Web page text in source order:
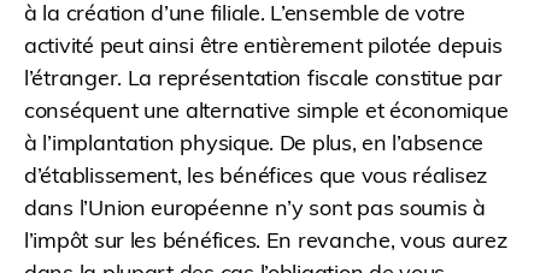
à la création d’une filiale. L’ensemble de votre
activité peut ainsi être entièrement pilotée depuis
l’étranger. La représentation fiscale constitue par
conséquent une alternative simple et économique
à l’implantation physique. De plus, en l’absence
d’établissement, les bénéfices que vous réalisez
dans l’Union européenne n’y sont pas soumis à
l’impôt sur les bénéfices. En revanche, vous aurez